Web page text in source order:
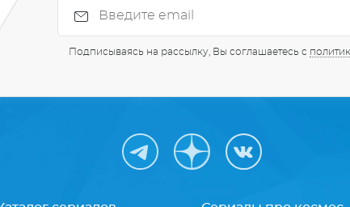
Подписываясь на рассылку, Вы соглашаетесь с